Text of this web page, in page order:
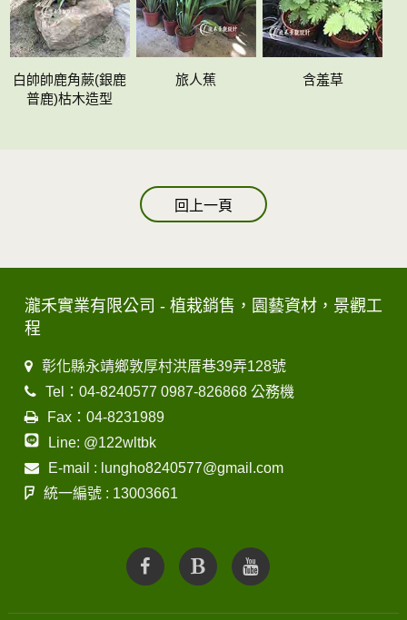
白帥帥鹿角蕨(銀鹿
普鹿)枯木造型
旅人蕉 含羞草
回上一頁
瀧禾實業有限公司 - 植栽銷售，園藝資材，景觀工
程
彰化縣永靖鄉敦厚村洪厝巷39弄128號
Tel：04-8240577 0987-826868 公務機
Fax：04-8231989
Line: @122wltbk
E-mail : lungho8240577@gmail.com
統一編號 : 13003661